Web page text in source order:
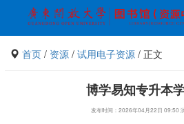
首页 / 资源 / 试用电子资源 / 正文
博学易知专升本
发布时间：2026年04月22日 09:50